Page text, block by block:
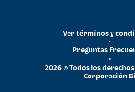
2026 © Todos los
Corporación Bi
•
Preguntas
•
Ver términos y